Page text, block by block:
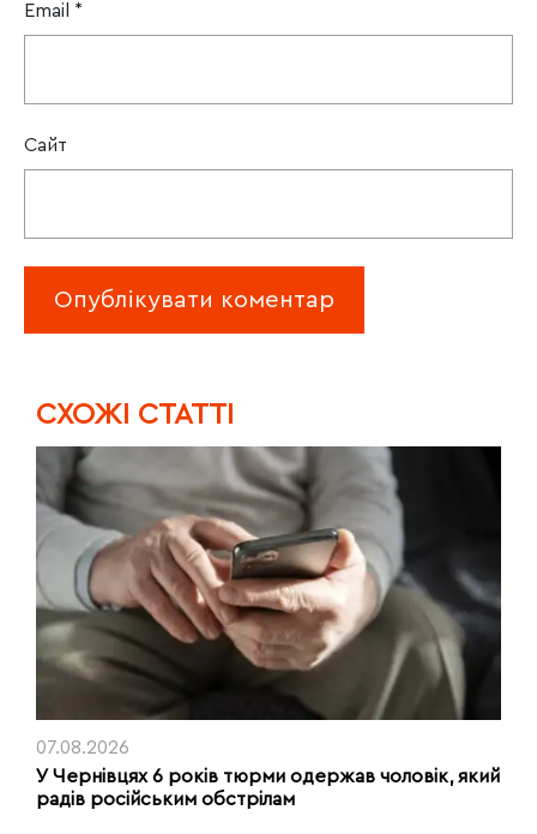
Email *
Сайт
CХОЖІ СТАТТІ
07.08.2026
У Чернівцях 6 років тюрми одержав чоловік, який
радів російським обстрілам